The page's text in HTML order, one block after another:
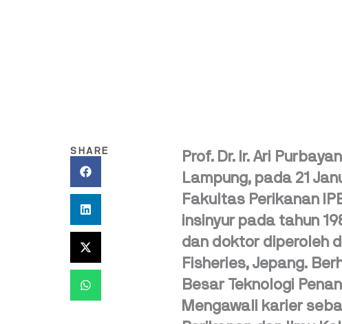
SHARE
Prof. Dr. Ir. Ari
Lampung, pada 21
Fakultas Perikanan
insinyur pada tahun
dan doktor diperoleh
Fisheries, Jepang.
Besar Teknologi
Mengawali karier